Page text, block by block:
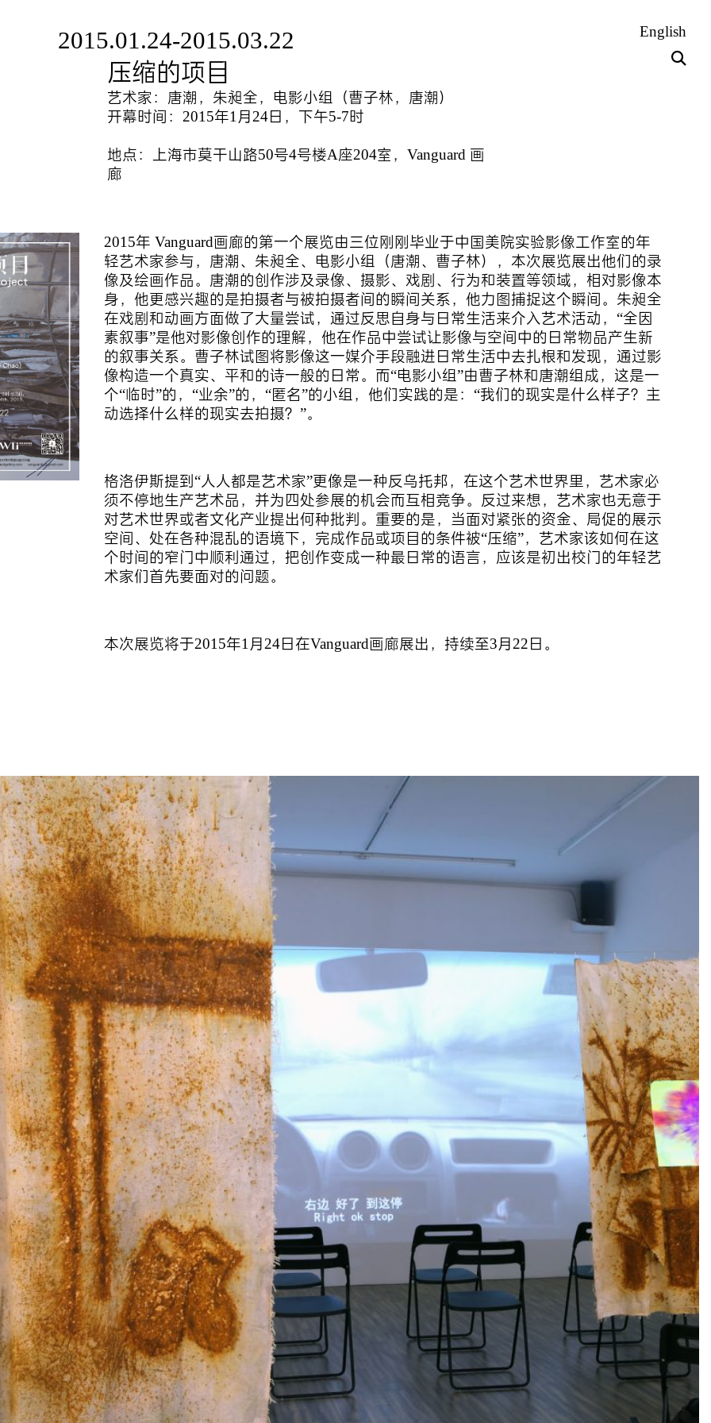
English
2015.01.24-2015.03.22
压缩的项目
艺术家：唐潮，朱昶全，电影小组（曹子林，唐潮）
开幕时间：2015年1月24日，下午5-7时
地点：上海市莫干山路50号4号楼A座204室，Vanguard 画
廊
2015年 Vanguard画廊的第一个展览由三位刚刚毕业于中国美院实验影像工作室的年
轻艺术家参与，唐潮、朱昶全、电影小组（唐潮、曹子林），本次展览展出他们的录
像及绘画作品。唐潮的创作涉及录像、摄影、戏剧、行为和装置等领域，相对影像本
身，他更感兴趣的是拍摄者与被拍摄者间的瞬间关系，他力图捕捉这个瞬间。朱昶全
在戏剧和动画方面做了大量尝试，通过反思自身与日常生活来介入艺术活动，“全因
素叙事”是他对影像创作的理解，他在作品中尝试让影像与空间中的日常物品产生新
的叙事关系。曹子林试图将影像这一媒介手段融进日常生活中去扎根和发现，通过影
像构造一个真实、平和的诗一般的日常。而“电影小组”由曹子林和唐潮组成，这是一
个“临时”的，“业余”的，“匿名”的小组，他们实践的是：“我们的现实是什么样子？主
动选择什么样的现实去拍摄？”。
格洛伊斯提到“人人都是艺术家”更像是一种反乌托邦，在这个艺术世界里，艺术家必
须不停地生产艺术品，并为四处参展的机会而互相竞争。反过来想，艺术家也无意于
对艺术世界或者文化产业提出何种批判。重要的是，当面对紧张的资金、局促的展示
空间、处在各种混乱的语境下，完成作品或项目的条件被“压缩”，艺术家该如何在这
个时间的窄门中顺利通过，把创作变成一种最日常的语言，应该是初出校门的年轻艺
术家们首先要面对的问题。
本次展览将于2015年1月24日在Vanguard画廊展出，持续至3月22日。